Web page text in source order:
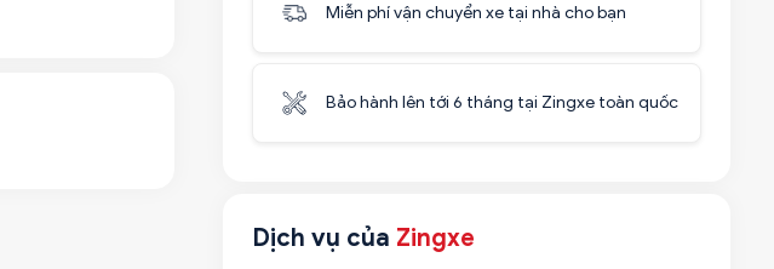
Miễn phí vận chuyển xe tại nhà cho bạn
Bảo hành lên tới 6 tháng tại Zingxe toàn quốc
Dịch vụ của Zingxe